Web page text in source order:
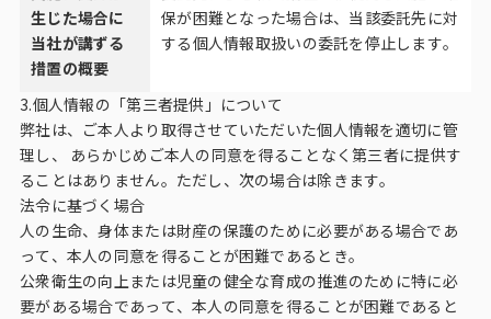
生じた場合に
当社が講ずる
措置の概要
保が困難となった場合は、当該委託先に対
する個人情報取扱いの委託を停止します。
3.個人情報の「第三者提供」について
弊社は、ご本人より取得させていただいた個人情報を適切に管
理し、 あらかじめご本人の同意を得ることなく第三者に提供す
ることはありません。ただし、次の場合は除きます。
法令に基づく場合
人の生命、身体または財産の保護のために必要がある場合であ
って、本人の同意を得ることが困難であるとき。
公衆衛生の向上または児童の健全な育成の推進のために特に必
要がある場合であって、本人の同意を得ることが困難であると